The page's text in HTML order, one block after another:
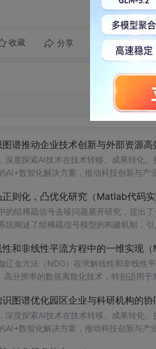
收藏 分享 转发到动态
谱推动企业技术创新与外部资源
度探索AI技术在技术转移、成果转化
AI+数智化解决方案，推动科技创新与产
则化，凸优化研究（Matlab代码实
的组稀疏信号去噪问题展开研究，提出
统阐述了组稀疏信号模型的构建机制，
等关键环节，并配套提供可复现的代
环境下的语音恢复任务。; 适合人群：具备一定信号与系统、
且拥有Matlab编程能力的研究生、科研
理解稀疏表示、非凸优化与凸优化算法
。; 阅读建议：建议读者结合所提供的Matlab代码逐模块分析，
性的增强作用，深入掌握优化求解过
和非线性平流方程中的一维实现（
辽金方法（NDG）在求解线性和非线性
分辨率的数值离散化技术，特别适用
的实施策略。通过多个典型算例（如
精度方面的有效性。结合代码实践，
图谱优化园区企业与科研机构的
度探索AI技术在技术转移、成果转化
AI+数智化解决方案，推动科技创新与产